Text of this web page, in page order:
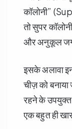
कॉलोनी”
तो सुपर
और अनुकूल
इसके अलावा
चीज़ को
रहने के उपयुक्त
एक बहुत ही